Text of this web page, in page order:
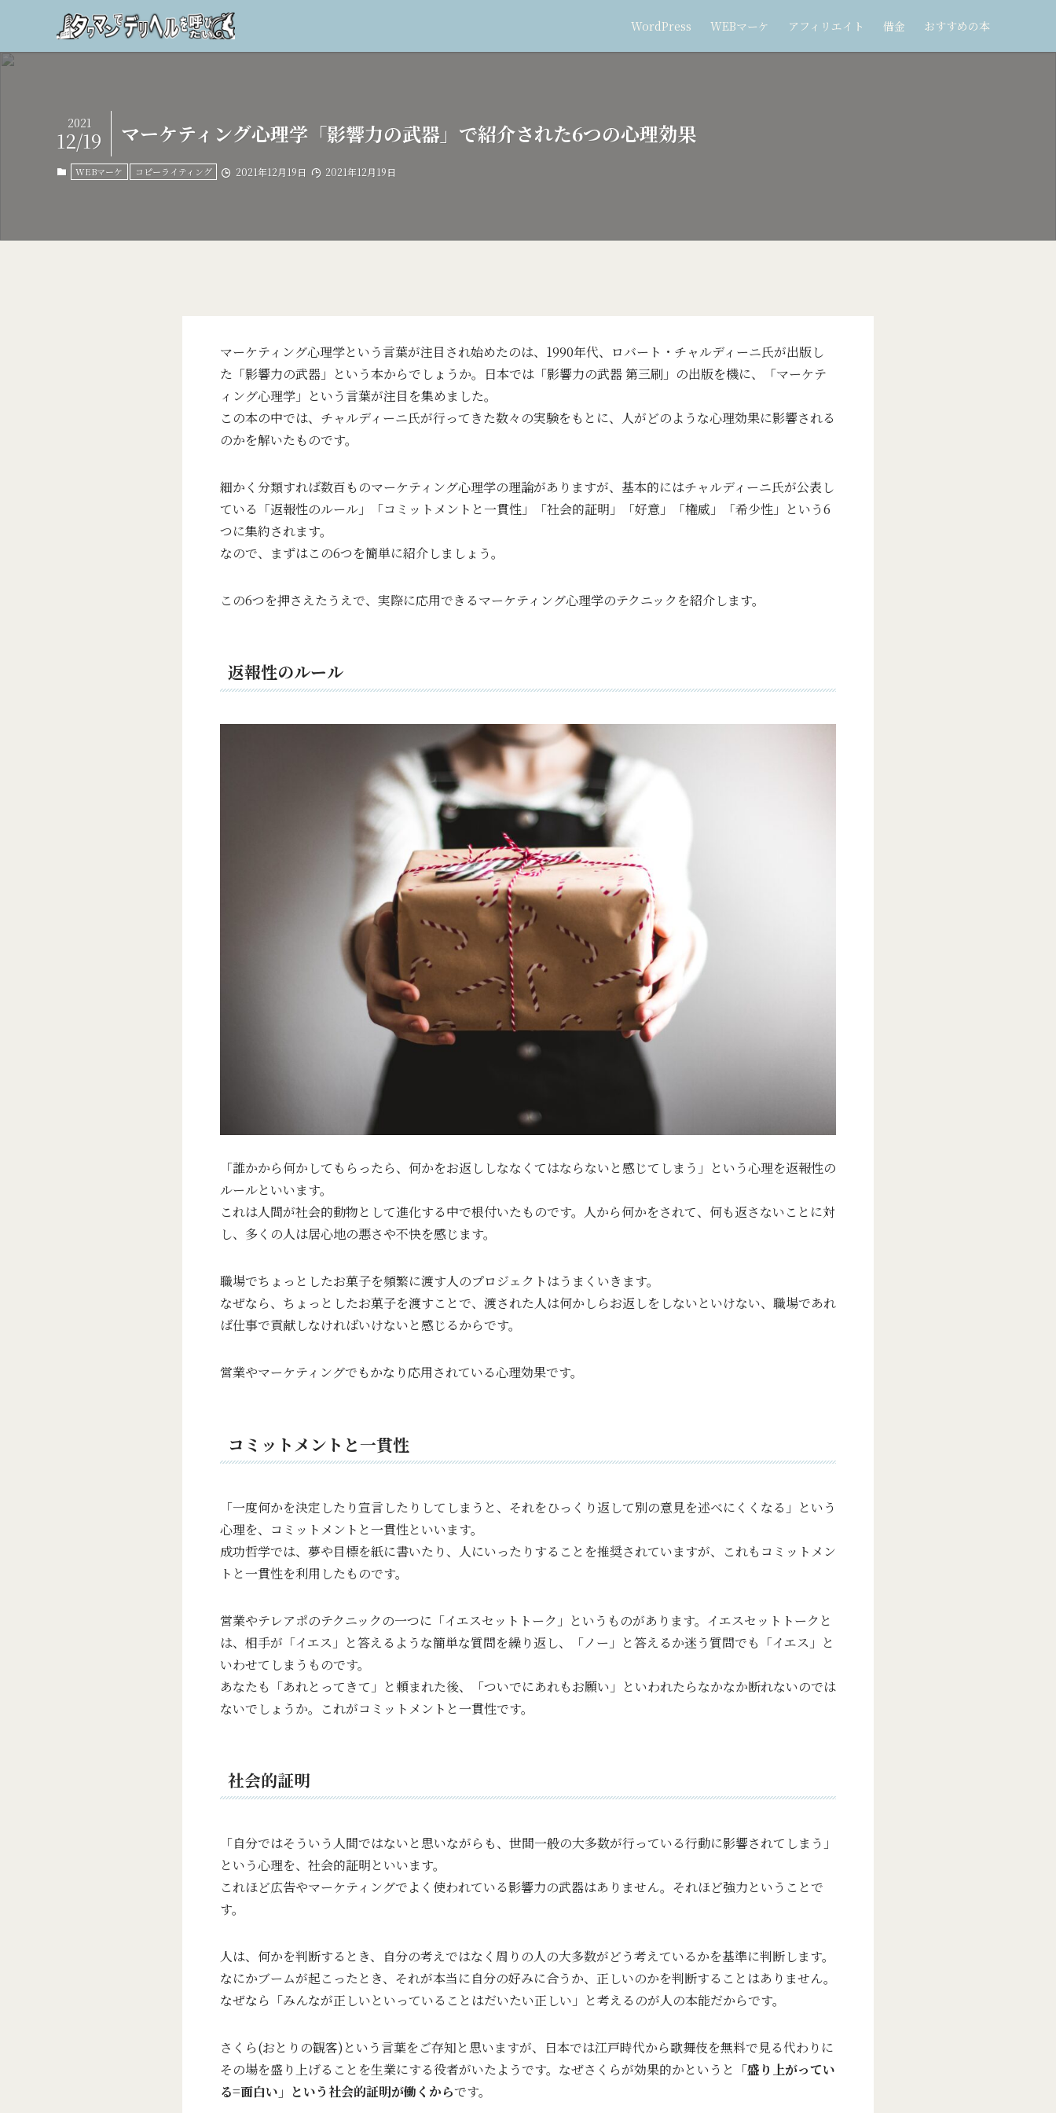
WordPress WEBマーケ アフィリエイト 借金 おすすめの本
マーケティング心理学「影響力の武器」で紹介された6つの心理効果
2021
12/19
WEBマーケ コピーライティング 2021年12月19日 2021年12月19日
マーケティング心理学という言葉が注目され始めたのは、1990年代、ロバート・チャルディーニ氏が出版し
た「影響力の武器」という本からでしょうか。日本では「影響力の武器 第三刷」の出版を機に、「マーケテ
ィング心理学」という言葉が注目を集めました。
この本の中では、チャルディーニ氏が行ってきた数々の実験をもとに、人がどのような心理効果に影響される
のかを解いたものです。
細かく分類すれば数百ものマーケティング心理学の理論がありますが、基本的にはチャルディーニ氏が公表し
ている「返報性のルール」「コミットメントと一貫性」「社会的証明」「好意」「権威」「希少性」という6
つに集約されます。
なので、まずはこの6つを簡単に紹介しましょう。
この6つを押さえたうえで、実際に応用できるマーケティング心理学のテクニックを紹介します。
返報性のルール
「誰かから何かしてもらったら、何かをお返ししななくてはならないと感じてしまう」という心理を返報性の
ルールといいます。
これは人間が社会的動物として進化する中で根付いたものです。人から何かをされて、何も返さないことに対
し、多くの人は居心地の悪さや不快を感じます。
職場でちょっとしたお菓子を頻繁に渡す人のプロジェクトはうまくいきます。
なぜなら、ちょっとしたお菓子を渡すことで、渡された人は何かしらお返しをしないといけない、職場であれ
ば仕事で貢献しなければいけないと感じるからです。
営業やマーケティングでもかなり応用されている心理効果です。
コミットメントと一貫性
「一度何かを決定したり宣言したりしてしまうと、それをひっくり返して別の意見を述べにくくなる」という
心理を、コミットメントと一貫性といいます。
成功哲学では、夢や目標を紙に書いたり、人にいったりすることを推奨されていますが、これもコミットメン
トと一貫性を利用したものです。
営業やテレアポのテクニックの一つに「イエスセットトーク」というものがあります。イエスセットトークと
は、相手が「イエス」と答えるような簡単な質問を繰り返し、「ノー」と答えるか迷う質問でも「イエス」と
いわせてしまうものです。
あなたも「あれとってきて」と頼まれた後、「ついでにあれもお願い」といわれたらなかなか断れないのでは
ないでしょうか。これがコミットメントと一貫性です。
社会的証明
「自分ではそういう人間ではないと思いながらも、世間一般の大多数が行っている行動に影響されてしまう」
という心理を、社会的証明といいます。
これほど広告やマーケティングでよく使われている影響力の武器はありません。それほど強力ということで
す。
人は、何かを判断するとき、自分の考えではなく周りの人の大多数がどう考えているかを基準に判断します。
なにかブームが起こったとき、それが本当に自分の好みに合うか、正しいのかを判断することはありません。
なぜなら「みんなが正しいといっていることはだいたい正しい」と考えるのが人の本能だからです。
さくら(おとりの観客)という言葉をご存知と思いますが、日本では江戸時代から歌舞伎を無料で見る代わりに
その場を盛り上げることを生業にする役者がいたようです。なぜさくらが効果的かというと 「盛り上がってい
る=面白い」という社会的証明が働くからです。